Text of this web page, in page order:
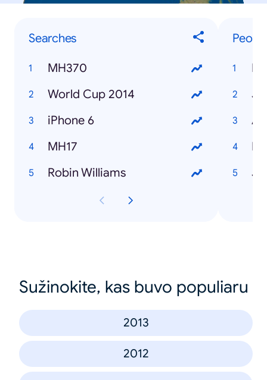
Searches
MH370
World Cup 2014
iPhone 6
MH17
Robin Williams
Sužinokite, kas buvo populiaru
2013
2012